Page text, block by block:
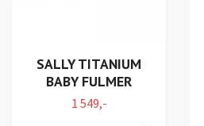
SALLY TITANIUM
BABY FULMER
1 549,-